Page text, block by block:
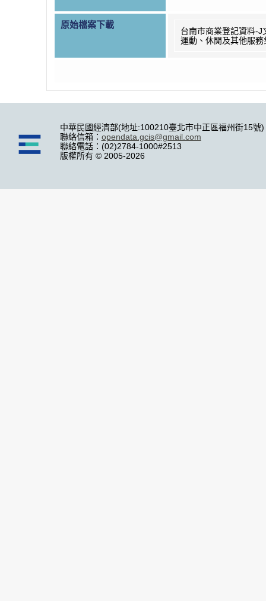
原始檔案下載
台南市商業登記資料-J
運動、休閒及其他服務
中華民國經濟部(地址:100210臺北市中正區福州街15號)
聯絡信箱： opendata.gcis@gmail.com
聯絡電話：(02)2784-1000#2513
版權所有 © 2005-2026